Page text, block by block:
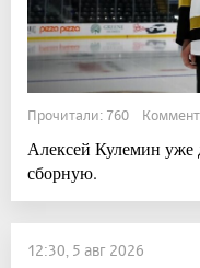
Прочитали: 760
Алексей Кулемин
сборную.
12:30, 5 авг 2026